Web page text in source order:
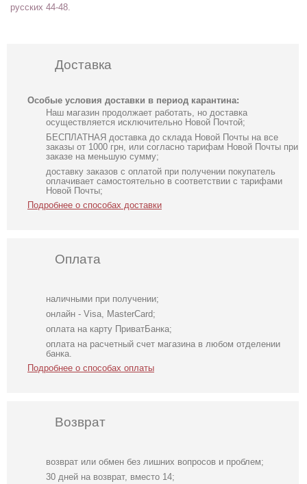
русских 44-48
Доставка
Особые условия доставки в период карантина:
Наш магазин продолжает работать, но доставка
осуществляется исключительно Новой Почтой;
БЕСПЛАТНАЯ доставка до склада Новой Почты на все
заказы от 1000 грн, или согласно тарифам Новой Почты при
заказе на меньшую сумму;
доставку заказов с оплатой при получении покупатель
оплачивает самостоятельно в соответствии с тарифами
Новой Почты;
Подробнее о способах доставки
Оплата
наличными при получении;
онлайн - Visa, MasterCard;
оплата на карту ПриватБанка;
оплата на расчетный счет магазина в любом отделении
банка.
Подробнее о способах оплаты
Возврат
возврат или обмен без лишних вопросов и проблем;
30 дней на возврат, вместо 14;
Короткое
Пляжная туника